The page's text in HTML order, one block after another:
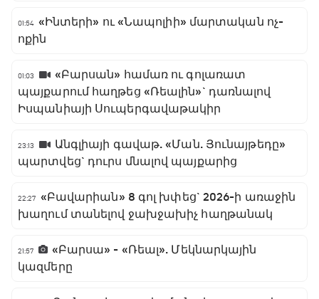
01:54 «Ինտերի» ու «Նապոլիի» մարտական ոչ-
ոքին
01:03
«Բարսան» համառ ու գոլառատ
պայքարում հաղթեց «Ռեալին»` դառնալով
Իսպանիայի Սուպերգավաթակիր
23:13
Անգլիայի գավաթ. «Ման. Յունայթեդը»
պարտվեց` դուրս մնալով պայքարից
22:27 «Բավարիան» 8 գոլ խփեց` 2026-ի առաջին
խաղում տանելով ջախջախիչ հաղթանակ
21:57
«Բարսա» - «Ռեալ». Մեկնարկային
կազմերը